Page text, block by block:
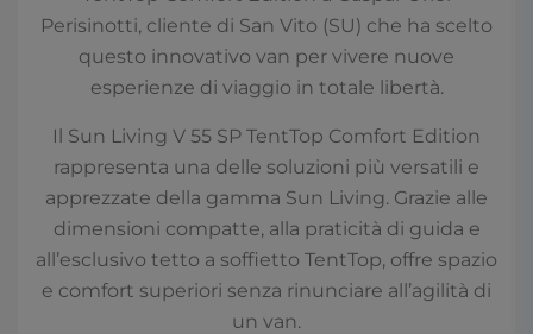
Perisinotti, cliente di San Vito (SU) che ha scelto
questo innovativo van per vivere nuove
esperienze di viaggio in totale libertà.
Il Sun Living V 55 SP TentTop Comfort Edition
rappresenta una delle soluzioni più versatili e
apprezzate della gamma Sun Living. Grazie alle
dimensioni compatte, alla praticità di guida e
all’esclusivo tetto a soffietto TentTop, offre spazio
e comfort superiori senza rinunciare all’agilità di
un van.